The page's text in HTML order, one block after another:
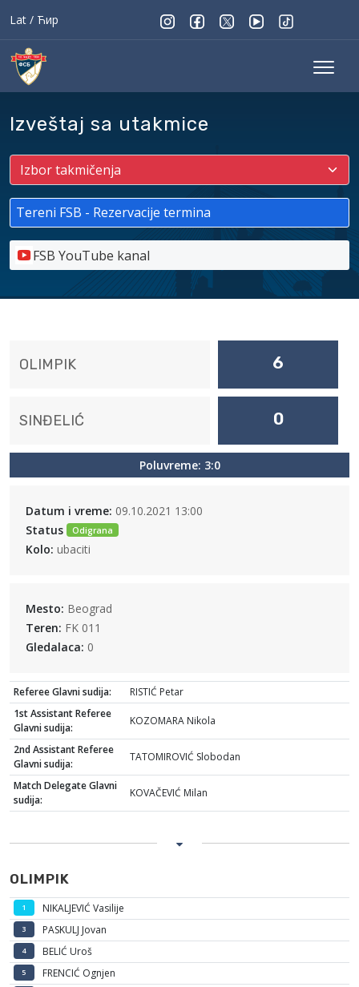
Lat / Ћир
Izveštaj sa utakmice
Tereni FSB - Rezervacije termina
FSB YouTube kanal
OLIMPIK 6
SINĐELIĆ 0
Poluvreme: 3:0
Datum i vreme: 09.10.2021 13:00
Status
Odigrana
Kolo: ubaciti
Mesto: Beograd
Teren: FK 011
Gledalaca: 0
Referee Glavni sudija:
RISTIĆ Petar
1st Assistant Referee
Glavni sudija:
KOZOMARA Nikola
2nd Assistant Referee
Glavni sudija:
TATOMIROVIĆ Slobodan
Match Delegate Glavni
sudija:
KOVAČEVIĆ Milan
OLIMPIK
1 NIKALJEVIĆ Vasilije
3 PASKULJ Jovan
4 BELIĆ Uroš
5 FRENCIĆ Ognjen